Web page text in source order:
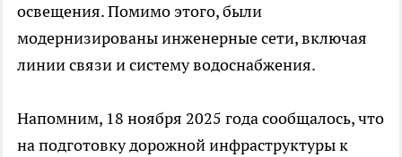
освещения. Помимо этого, были
модернизированы инженерные сети, включая
линии связи и систему водоснабжения.
Напомним, 18 ноября 2025 года сообщалось, что
на подготовку дорожной инфраструктуры к